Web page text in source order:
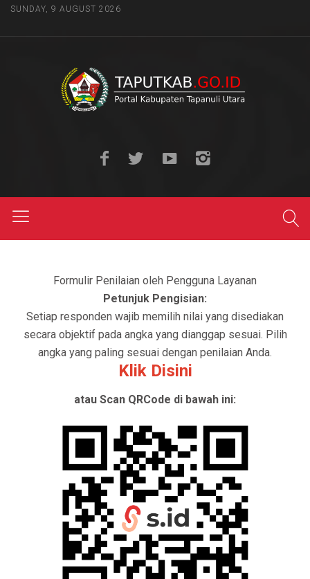
SUNDAY, 9 AUGUST 2026
Formulir Penilaian oleh Pengguna Layanan
Petunjuk Pengisian:
Setiap responden wajib memilih nilai yang disediakan
secara objektif pada angka yang dianggap sesuai. Pilih
angka yang paling sesuai dengan penilaian Anda.
Klik Disini
atau Scan QRCode di bawah ini: